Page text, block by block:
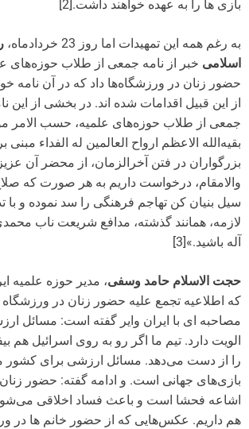
بازی ها را به عهده خواهند داشت.[2]
به رغم همه این تمهیدات اما روز 23 خردادماه،
اسلامی خبر از نامه جمعی از طلاب حوزه‌های
حضور زنان در ورزشگاه‌ها داد که در آن نامه
از این قبیل اقدامات شده اند. در بخشی از این
جمعی از طلاب حوزه‌های علمیه، حسب الامر
بقیه‌الله الاعظم ارواح العالمین له الفداء
بزرگواران در فتن آخرالزمان، از محضر آن
والامقام، درخواست داریم به هر صورت که
سیل بنیان کن تهاجم فرهنگی را سد نموده و با
لازمه، همانند گذشته، مدافع شریعت ناب
آله باشید.»[3]
حجت الاسلام حامد وسفی، مدیر حوزه علمیه
که اطلاعیه تجمع علیه حضور زنان در ورزشگاه
مصاحبه ای با ایران وایر گفته است: مسائل
الویت دارد. تیم ما اگر رو به روی اسرائیل هم
را از دست می‌دهد. مسائل ارزشی برای کشور
بازی‌های جهانی است. و ادامه گفته: حضور
اشاعه فحشا است و باعث فساد اخلاقی
هم داریم. عکس‌هایی که از حضور خانم ها در